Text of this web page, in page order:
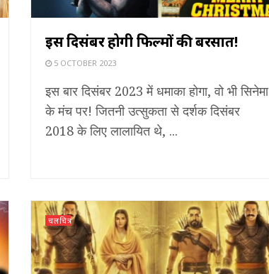
इस दिसंबर होगी फिल्मों की बरसात!
5 OCTOBER 2023
इस बार दिसंबर 2023 में धमाका होगा, वो भी सिनेमा
के मंच पर! जितनी उत्सुकता से दर्शक दिसंबर
2018 के लिए लालायित थे, ...
चलचित्र